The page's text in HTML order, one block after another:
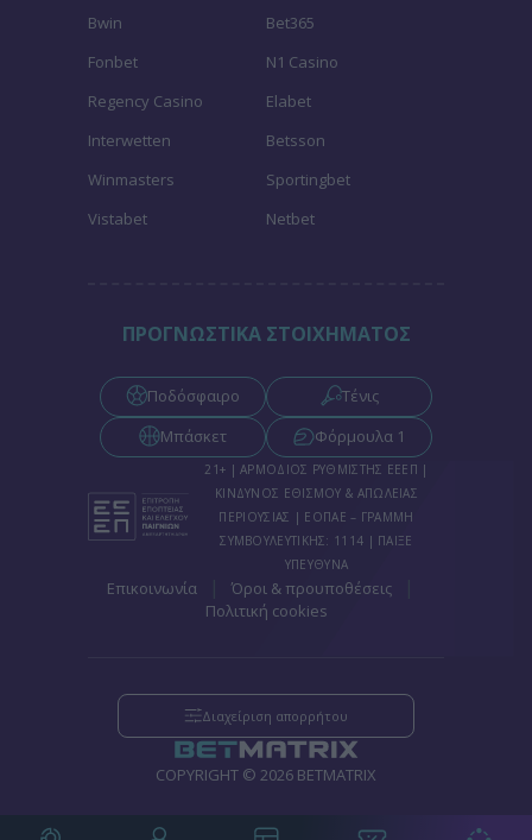
Bwin
Bet365
Fonbet
N1 Casino
Regency Casino
Elabet
Interwetten
Betsson
Winmasters
Sportingbet
Vistabet
Netbet
ΠΡΟΓΝΩΣΤΙΚΑ ΣΤΟΙΧΗΜΑΤΟΣ
Ποδόσφαιρο
Τένις
Μπάσκετ
Φόρμουλα 1
21+ | ΑΡΜΟΔΙΟΣ ΡΥΘΜΙΣΤΗΣ ΕΕΕΠ |
ΚΙΝΔΥΝΟΣ ΕΘΙΣΜΟΥ & ΑΠΩΛΕΙΑΣ
ΠΕΡΙΟΥΣΙΑΣ | ΕΟΠΑΕ – ΓΡΑΜΜΗ
ΣΥΜΒΟΥΛΕΥΤΙΚΗΣ: 1114 | ΠΑΙΞΕ
ΥΠΕΥΘΥΝΑ
Επικοινωνία Όροι & προυποθέσεις
Πολιτική cookies
COPYRIGHT © 2026 BETMATRIX
Διαχείριση απορρήτου